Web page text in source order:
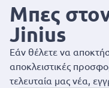
Μπες
Jinius
Εάν θέλετε να
αποκλειστικές
τελευταία μας νέα,